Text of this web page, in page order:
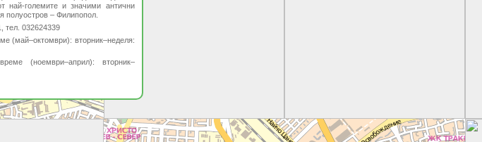
най-големите и значими антични
полуостров – Филипопол.
тел. 032624339
(май–октомври): вторник–неделя:
(ноември–април): вторник–